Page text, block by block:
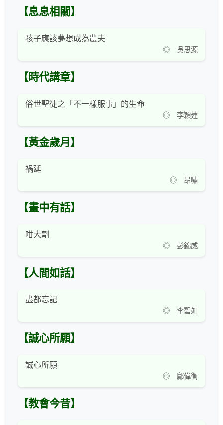
【息息相關】
孩子應該夢想成為農夫
◎ 吳思源
【時代講章】
俗世聖徒之「不一樣服事」的生命
◎ 李穎蓮
【黃金歲月】
禍延
◎ 昂嘯
【畫中有話】
咁大劑
◎ 彭錦威
【人間如話】
盡都忘記
◎ 李碧如
【誠心所願】
誠心所願
◎ 鄺偉衡
【教會今昔】